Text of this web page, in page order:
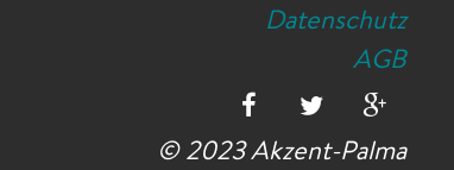
Datenschutz
AGB
© 2023 Akzent-Palma